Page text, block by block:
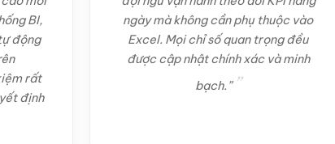
ngày mà không cần phụ thuộc vào
Excel. Mọi chỉ số quan trọng đều
được cập nhật chính xác và minh